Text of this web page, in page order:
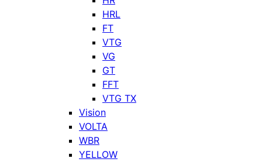
HRL
FT
VTG
VG
GT
FFT
VTG TX
Vision
VOLTA
WBR
YELLOW